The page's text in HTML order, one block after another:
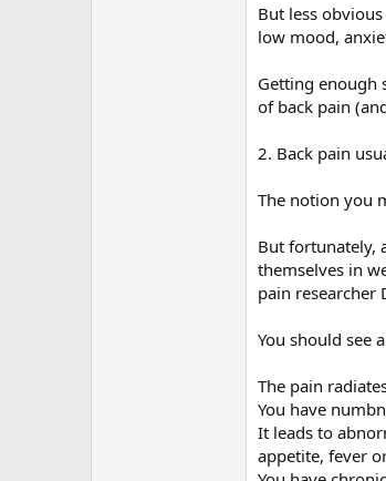
But less
low mood,
Getting enough
of back pain
2. Back pain
The notion you
But fortunately,
themselves in
pain researcher
You should see
The pain
You have
It leads to
appetite, fever